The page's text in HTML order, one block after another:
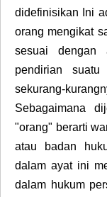
didefinisikan Ini
orang mengikat
sesuai dengan
pendirian
sekurang-
Sebagaimana
"orang" berarti
atau badan
dalam ayat ini
dalam hukum